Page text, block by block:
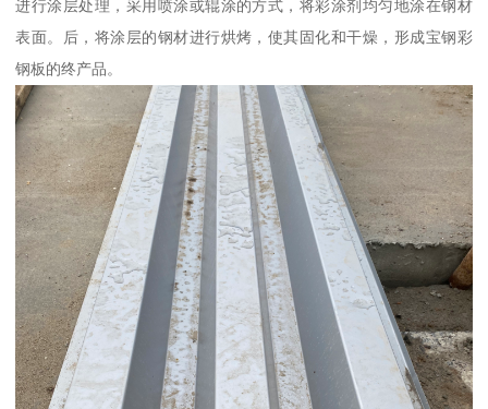
进行涂层处理，采用喷涂或辊涂的方式，将彩涂剂均匀地涂在钢材
表面。后，将涂层的钢材进行烘烤，使其固化和干燥，形成宝钢彩
钢板的终产品。